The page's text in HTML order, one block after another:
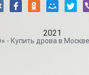
2021
- Купить дрова в